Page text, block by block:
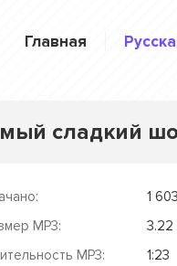
Главная
сладкий
1 603
MP3:
3.22
MP3:
1:23